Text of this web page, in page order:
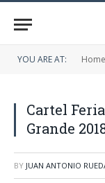
YOU ARE AT: Home
Cartel
Grande
BY JUAN ANTONIO